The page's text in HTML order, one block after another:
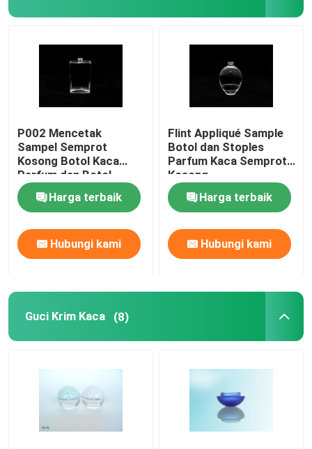
P002 Mencetak
Sampel Semprot
Kosong Botol Kaca
Parfum dan Botol
Harga terbaik
Hubungi kami
Flint Appliqué Sample
Botol dan Stoples
Parfum Kaca Semprot
Kosong
Harga terbaik
Hubungi kami
Guci Krim Kaca (8)